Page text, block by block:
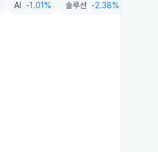
AI -1.01% 솔루션 -2.38%